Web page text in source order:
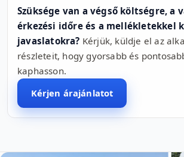
Szüksége van a végső költségre, a
érkezési időre és a mellékletekkel
javaslatokra? Kérjük, küldje el az
részleteit, hogy gyorsabb és
kaphasson.
Kérjen árajánlatot